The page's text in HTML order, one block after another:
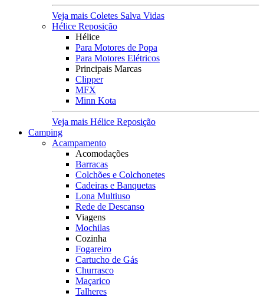
Veja mais Coletes Salva Vidas
Hélice Reposição
Hélice
Para Motores de Popa
Para Motores Elétricos
Principais Marcas
Clipper
MFX
Minn Kota
Veja mais Hélice Reposição
Camping
Acampamento
Acomodações
Barracas
Colchões e Colchonetes
Cadeiras e Banquetas
Lona Multiuso
Rede de Descanso
Viagens
Mochilas
Cozinha
Fogareiro
Cartucho de Gás
Churrasco
Maçarico
Talheres